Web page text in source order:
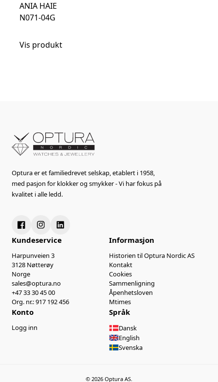
ANIA HAIE
N071-04G
Vis produkt
Optura er et familiedrevet selskap, etablert i 1958,
med pasjon for klokker og smykker - Vi har fokus på
kvalitet i alle ledd.
Kundeservice
Harpunveien 3
3128 Nøtterøy
Norge
sales@optura.no
+47 33 30 45 00
Org. nr.: 917 192 456
Informasjon
Historien til Optura Nordic AS
Kontakt
Cookies
Sammenligning
Åpenhetsloven
Mtimes
Konto
Logg inn
Språk
Dansk
English
Svenska
© 2026 Optura AS.